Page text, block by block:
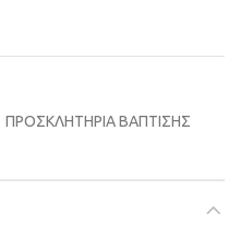
ΠΡΟΣΚΛΗΤΗΡΙΑ ΒΑΠΤΙΣΗΣ